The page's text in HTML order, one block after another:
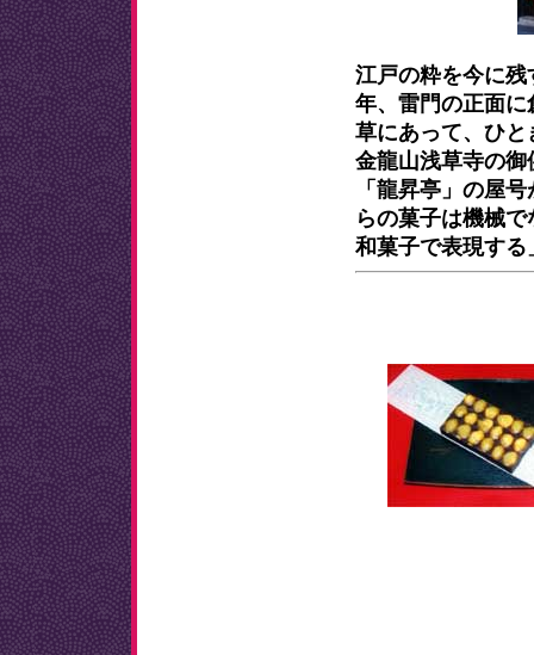
江戸の粋を今に
年、雷門の正面
草にあって、ひ
金龍山浅草寺の
「龍昇亭」の屋
らの菓子は機械
和菓子で表現す